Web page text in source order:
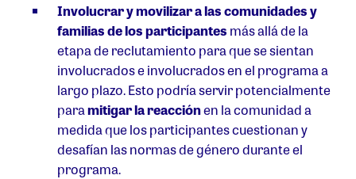
Involucrar y movilizar a las comunidades y
familias de los participantes más allá de la
etapa de reclutamiento para que se sientan
involucrados e involucrados en el programa a
largo plazo. Esto podría servir potencialmente
paramitigar la reacciónen la comunidad a
medida que los participantes cuestionan y
desafían las normas de género durante el
programa.